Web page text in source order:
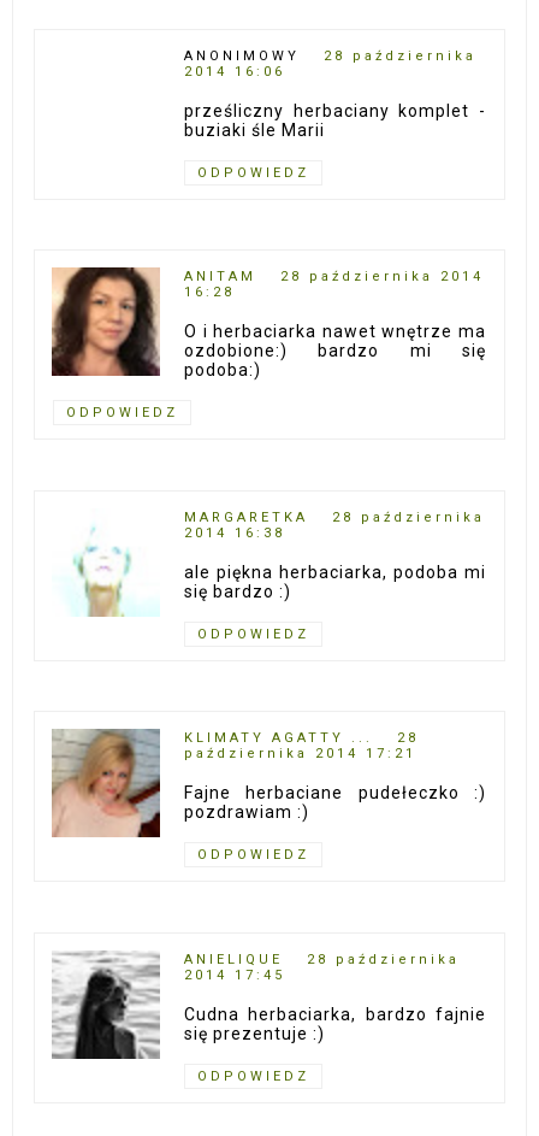
ANONIMOWY
28 października
2014 16:06
prześliczny herbaciany komplet -
buziaki śle Marii
ODPOWIEDZ
ANITAM
28 października 2014
16:28
O i herbaciarka nawet wnętrze ma
ozdobione:) bardzo mi się
podoba:)
ODPOWIEDZ
MARGARETKA
28 października
2014 16:38
ale piękna herbaciarka, podoba mi
się bardzo :)
ODPOWIEDZ
KLIMATY AGATTY ...
28
października 2014 17:21
Fajne herbaciane pudełeczko :)
pozdrawiam :)
ODPOWIEDZ
ANIELIQUE
28 października
2014 17:45
Cudna herbaciarka, bardzo fajnie
się prezentuje :)
ODPOWIEDZ